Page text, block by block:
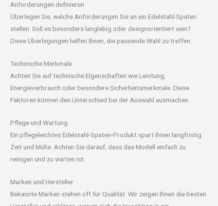
Anforderungen definieren
Überlegen Sie, welche Anforderungen Sie an ein Edelstahl-Spaten
stellen. Soll es besonders langlebig oder designorientiert sein?
Diese Überlegungen helfen Ihnen, die passende Wahl zu treffen.
Technische Merkmale
Achten Sie auf technische Eigenschaften wie Leistung,
Energieverbrauch oder besondere Sicherheitsmerkmale. Diese
Faktoren können den Unterschied bei der Auswahl ausmachen.
Pflege und Wartung
Ein pflegeleichtes Edelstahl-Spaten-Produkt spart Ihnen langfristig
Zeit und Mühe. Achten Sie darauf, dass das Modell einfach zu
reinigen und zu warten ist.
Marken und Hersteller
Bekannte Marken stehen oft für Qualität. Wir zeigen Ihnen die besten